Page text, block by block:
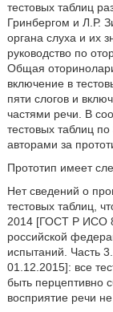
тестовых таблиц
Гринбергом и Л.Р.
органа слуха и их
руководство по
Общая
включение в
пяти слогов и
частями речи. В
тестовых таблиц
авторами за
Прототип имеет
Нет сведений о
тестовых таблиц,
2014 [ГОСТ Р ИСО
российской
испытаний. Часть
01.12.2015]: все
быть перцептивно
восприятие речи